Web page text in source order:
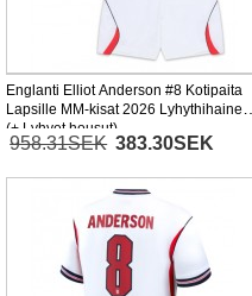
Englanti Elliot Anderson #8 Kotipaita
Lapsille MM-kisat 2026 Lyhythihainen
(+ Lyhyet housut)
958.31SEK 383.30SEK